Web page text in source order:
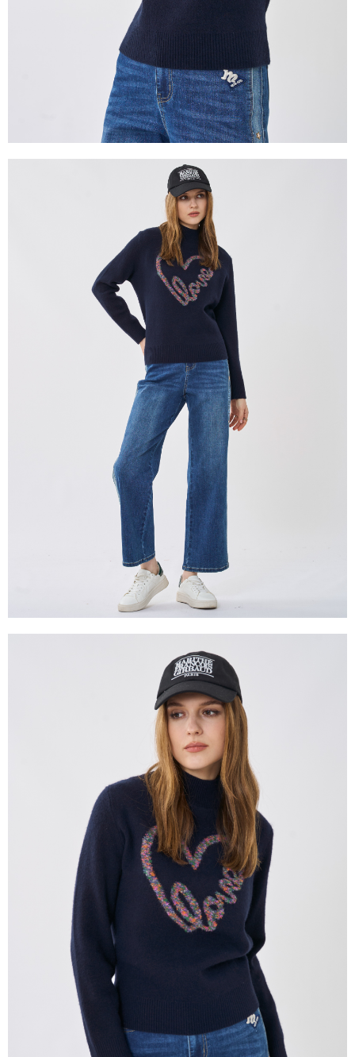
https://aftee.tw/terms/#terms3
３．未成年的使用者請事先徵得法定代理人或監護人之同意方可使用
「AFTEE先享後付」，若未經同意申辦者引起之損失，本公司不負相關責
４．使用「AFTEE先享後付」時，將依據個別帳號之用戶狀況，依本公司即
時審查核予不同之上限額度；若仍有額度不足之情形，本公司將視審查結果
請求用戶進行身份認證。
５．嚴禁一人註冊多個帳號或使用他人資訊註冊。若發現惡意使用之情形，
恩沛科技股份有限公司將有權停止該用戶之使用額度並採取法律行動。